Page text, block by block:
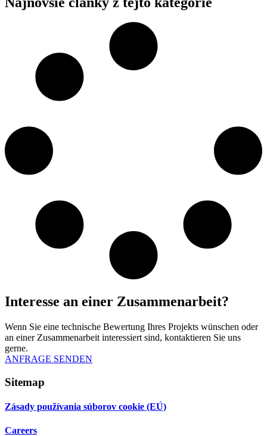
Interesse an einer Zusammenarbeit?
Wenn Sie eine technische Bewertung Ihres Projekts wünschen oder
an einer Zusammenarbeit interessiert sind, kontaktieren Sie uns
gerne.
ANFRAGE SENDEN
Sitemap
Zásady používania súborov cookie (EÚ)
Careers